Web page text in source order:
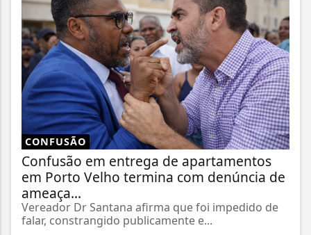
CONFUSÃO
Confusão em entrega de apartamentos
em Porto Velho termina com denúncia de
ameaça...
Vereador Dr Santana afirma que foi impedido de
falar, constrangido publicamente e...